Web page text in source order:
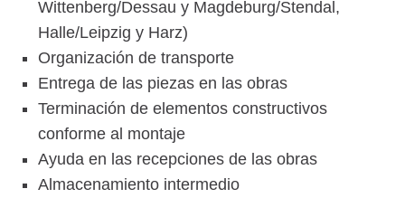
Wittenberg/Dessau y Magdeburg/Stendal,
Halle/Leipzig y Harz)
Organización de transporte
Entrega de las piezas en las obras
Terminación de elementos constructivos
conforme al montaje
Ayuda en las recepciones de las obras
Almacenamiento intermedio